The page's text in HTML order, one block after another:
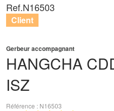
HANGCHA
ISZ
Gerbeur accompagnant
Référence
N16503
Ref.N16503
Client